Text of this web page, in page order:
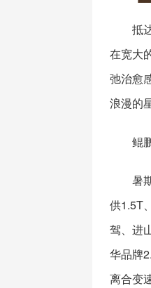
抵
在宽大
弛治愈
浪漫的
鲲
暑
供1.5T
驾、进
华品牌
离合变